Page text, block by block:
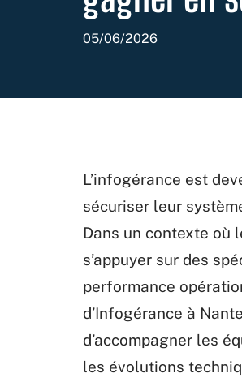
05/06/2026
L’infogérance est
sécuriser leur
Dans un contexte où
s’appuyer sur des
performance
d’Infogérance à
d’accompagner les
les évolutions